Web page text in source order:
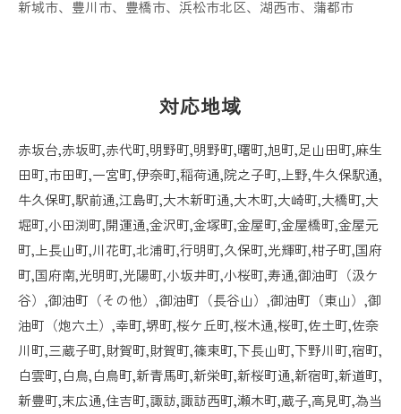
新城市、 豊川市、 豊橋市、 浜松市北区、 湖西市、 蒲都市
対応地域
赤坂台,赤坂町,赤代町,明野町,明野町,曙町,旭町,足山田町,麻生
田町,市田町,一宮町,伊奈町,稲荷通,院之子町,上野,牛久保駅通,
牛久保町,駅前通,江島町,大木新町通,大木町,大崎町,大橋町,大
堀町,小田渕町,開運通,金沢町,金塚町,金屋町,金屋橋町,金屋元
町,上長山町,川花町,北浦町,行明町,久保町,光輝町,柑子町,国府
町,国府南,光明町,光陽町,小坂井町,小桜町,寿通,御油町（汲ケ
谷）,御油町（その他）,御油町（長谷山）,御油町（東山）,御
油町（炮六土）,幸町,堺町,桜ケ丘町,桜木通,桜町,佐土町,佐奈
川町,三蔵子町,財賀町,財賀町,篠束町,下長山町,下野川町,宿町,
白雲町,白鳥,白鳥町,新青馬町,新栄町,新桜町通,新宿町,新道町,
新豊町,末広通,住吉町,諏訪,諏訪西町,瀬木町,蔵子,高見町,為当